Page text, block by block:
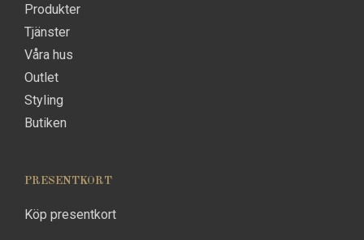
Produkter
Tjänster
Våra hus
Outlet
Styling
Butiken
PRESENTKORT
Köp presentkort